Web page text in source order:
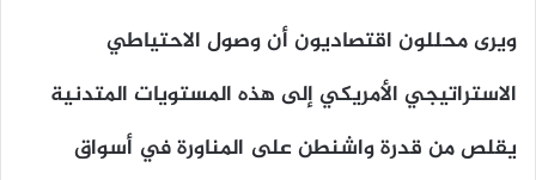
ويرى محللون اقتصاديون أن وصول الاحتياطي
الاستراتيجي الأمريكي إلى هذه المستويات المتدنية
يقلص من قدرة واشنطن على المناورة في أسواق